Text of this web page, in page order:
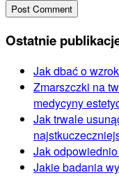
Ostatnie
Jak dbać o
Zmarszczki na
medycyny
Jak trwale
Jak
Jakie badania